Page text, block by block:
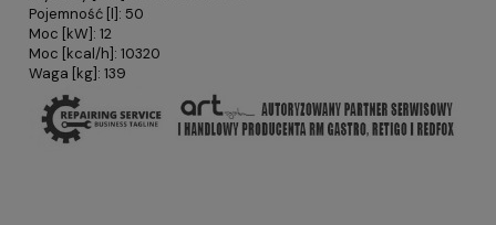
Pojemność [l]: 50
Moc [kW]: 12
Moc [kcal/h]: 10320
Waga [kg]: 139